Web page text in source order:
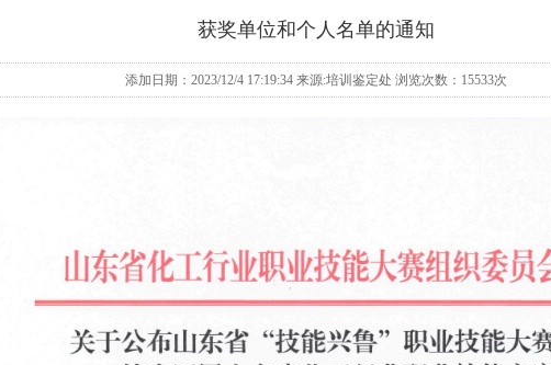
获奖单位和个人名单的通知
添加日期：2023/12/4 17:19:34 来源:培训鉴定处 浏览次数：15533次